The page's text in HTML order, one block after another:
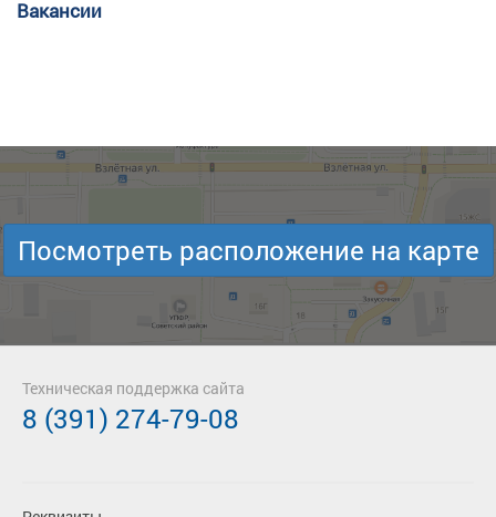
Вакансии
Посмотреть расположение на карте
Техническая поддержка сайта
8 (391) 274-79-08